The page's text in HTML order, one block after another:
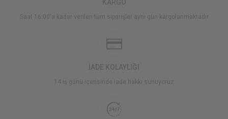
KARGO
Saat 16:00'a kadar verilen tüm siparişler aynı gün kargolanmaktadır
İADE KOLAYLIĞI
14 iş günü içerisinde iade hakkı sunuyoruz